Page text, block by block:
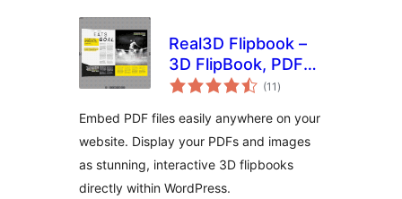
Real3D Flipbook –
3D FlipBook, PDF
FlipBook, PDF
Embedder
(11 общий
рейтинг
)
Embed PDF files easily anywhere on your
website. Display your PDFs and images
as stunning, interactive 3D flipbooks
directly within WordPress.